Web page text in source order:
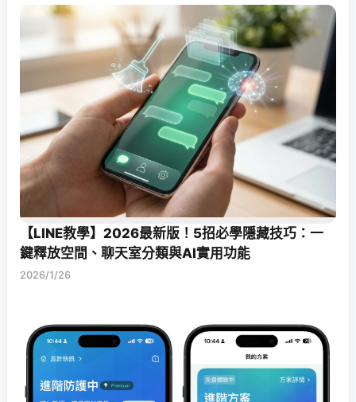
【LINE教學】2026最新版！5招必學隱藏技巧：一
鍵釋放空間、聊天室分類與AI實用功能
2026/1/26